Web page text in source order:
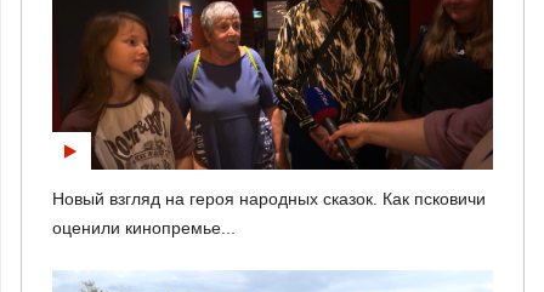
Новый взгляд на героя народных сказок. Как псковичи
оценили кинопремье...